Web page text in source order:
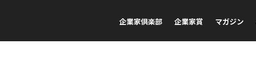
企業家倶楽部 企業家賞 マガジン